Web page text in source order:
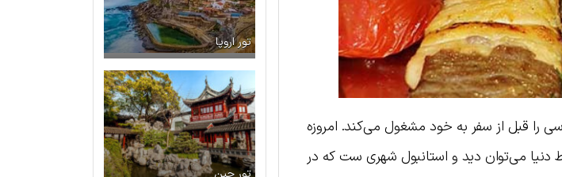
را قبل از سفر به خود مشغول می‌کند. امروزه
دنیا می‌توان دید و استانبول شهری ست که در
تور اروپا